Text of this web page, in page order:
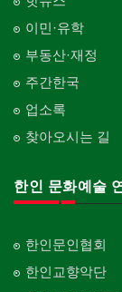
이민·유학
부동산·재정
주간한국
업소록
찾아오시는 길
한인 문화예술
한인문인협회
한인교향악단